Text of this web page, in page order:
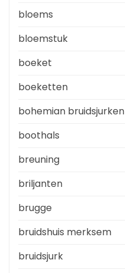
bloems
bloemstuk
boeket
boeketten
bohemian bruidsjurken
boothals
breuning
briljanten
brugge
bruidshuis merksem
bruidsjurk